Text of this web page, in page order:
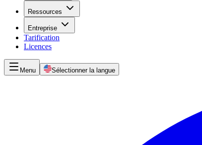
Ressources
Entreprise
Tarification
Licences
Menu Sélectionner la langue